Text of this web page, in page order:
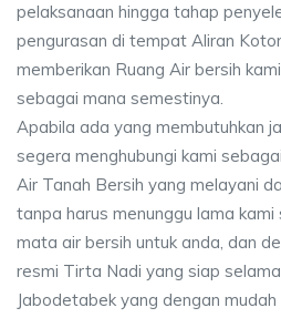
pelaksanaan hingga tahap
pengurasan di tempat Aliran
memberikan Ruang Air bersih
sebagai mana semestinya.
Apabila ada yang membutuhkan
segera menghubungi kami
Air Tanah Bersih yang melayani
tanpa harus menunggu lama kami
mata air bersih untuk anda, dan
resmi Tirta Nadi yang siap
Jabodetabek yang dengan